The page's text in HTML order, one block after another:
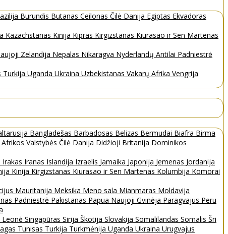
Burundis Butanas Ceilonas Čilė Danija Egiptas Ekvadoras
Kazachstanas Kinija Kipras Kirgizstanas Kiurasao ir Sen Martenas
Zelandija Nepalas Nikaragva Nyderlandų Antilai Padniestrė
Turkija Uganda Ukraina Uzbekistanas Vakarų Afrika Vengrija
Bangladešas Barbadosas Belizas Bermudai Biafra Birma
Valstybės Čilė Danija Didžioji Britanija Dominikos
Irakas Iranas Islandija Izraelis Jamaika Japonija Jemenas Jordanija
Kinija Kirgizstanas Kiurasao ir Sen Martenas Kolumbija Komorai
Mauritanija Meksika Meno sala Mianmaras Moldavija
Padniestrė Pakistanas Papua Naujoji Gvinėja Paragvajus Peru
Leonė Singapūras Sirija Škotija Slovakija Somalilandas Somalis Šri
Tunisas Turkija Turkmėnija Uganda Ukraina Urugvajus